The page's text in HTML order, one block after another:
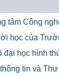
tâm Công
học của
đại học hình
tin và